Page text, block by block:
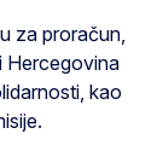
za proračun,
Hercegovina
kao